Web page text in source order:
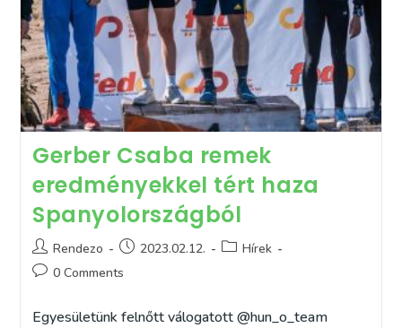
Gerber Csaba remek
eredményekkel tért haza
Spanyolországból
Post
author:
Rendezo
Post2023.02.12.
PostHírek
Post0 Comments
Egyesületünk felnőtt válogatott @hun_o_team